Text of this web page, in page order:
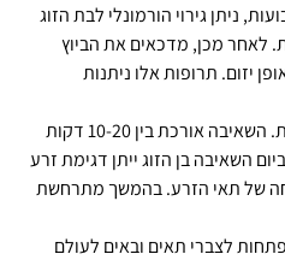
הנמשך בין 2-3 שבועות, ניתן גירוי הורמונלי לבת הזוג
לאחר מכן, מדכאים את הביוץ
יזום. תרופות אלו ניתנות
בשלב הבא מבצעים שאיבת ביציות. השאיבה אורכת בין 10-20 דקות
השאיבה בן הזוג ייתן דגימת זרע
של תאי הזרע. בהמשך מתרחשת
לצברי תאים ובאים לעולם